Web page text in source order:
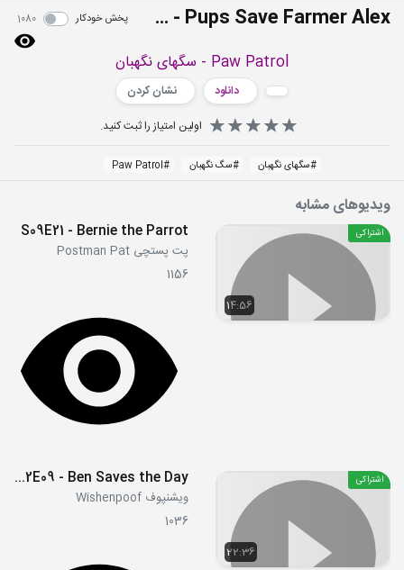
S04E15b - Pups Save Farmer Alex پخش خودکار 1080
Paw Patrol - سگهای نگهبان
دانلود
نشان کردن
اولین امتیاز را ثبت کنید.
#سگهای نگهبان #سگ نگهبان #
Paw Patrol
ویدیوهای مشابه
14:56
اشتراکی S09E21 - Bernie the Parrot
پت پستچی Postman Pat
1156
22:36
اشتراکی S02E09 - Ben Saves the Day
ویشنپوف Wishenpoof
1036